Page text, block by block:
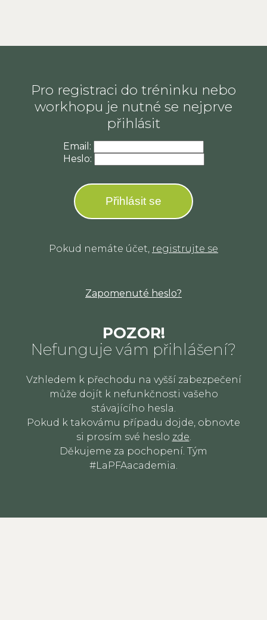
Pro registraci do tréninku nebo
workhopu je nutné se nejprve
přihlásit
Email:
Heslo:
Přihlásit se
Pokud nemáte účet, registrujte se
Zapomenuté heslo?
POZOR!
Nefunguje vám přihlášení?
Vzhledem k přechodu na vyšší zabezpečení
může dojít k nefunkčnosti vašeho
stávajícího hesla.
Pokud k takovámu případu dojde, obnovte
si prosím své heslo zde.
Děkujeme za pochopení. Tým
#LaPFAacademia.